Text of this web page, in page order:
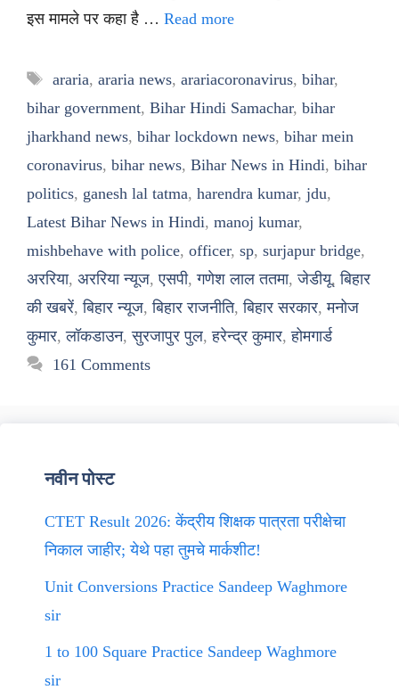
इस मामले पर कहा है … Read more
Tags
araria, araria news, arariacoronavirus, bihar,
bihar government, Bihar Hindi Samachar, bihar
jharkhand news, bihar lockdown news, bihar mein
coronavirus, bihar news, Bihar News in Hindi, bihar
politics, ganesh lal tatma, harendra kumar, jdu,
Latest Bihar News in Hindi, manoj kumar,
mishbehave with police, officer, sp, surjapur bridge,
अररिया, अररिया न्यूज,एसपी,गणेश लाल ततमा,जेडीयू,बिहार
की खबरें,बिहार न्यूज,बिहार राजनीति,बिहार सरकार,मनोज
कुमार,लॉकडाउन,सुरजापुर पुल,हरेन्द्र कुमार,होमगार्ड
161 Comments
नवीन पोस्ट
CTET Result 2026: केंद्रीय शिक्षक पात्रता परीक्षेचा
निकाल जाहीर; येथे पहा तुमचे मार्कशीट!
Unit Conversions Practice Sandeep Waghmore
sir
1 to 100 Square Practice Sandeep Waghmore
sir